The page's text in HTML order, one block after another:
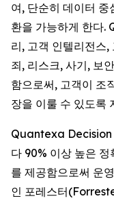
여, 단순히 데이터 중
환을 가능하게 한다.
리, 고객 인텔리전스
죄, 리스크, 사기, 보
함으로써, 고객이 조
장을 이룰 수 있도록
Quantexa Decision
다 90% 이상 높은
를 제공함으로써 운
인 포레스터